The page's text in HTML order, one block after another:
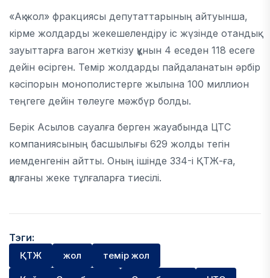
«Ақ жол» фракциясы депутаттарының айтуынша,
кірме жолдарды жекешелендіру іс жүзінде отандық
зауыттарға вагон жеткізу құнын 4 еседен 118 есеге
дейін өсірген. Темір жолдарды пайдаланатын әрбір
кәсіпорын монополистерге жылына 100 миллион
теңгеге дейін төлеуге мәжбүр болды.
Берік Асылов сауалға берген жауабында ЦТС
компаниясының басшылығы 629 жолды тегін
иемденгенін айтты. Оның ішінде 334-і ҚТЖ-ға,
қалғаны жеке тұлғаларға тиесілі.
Тэги:
ҚТЖ жол темір жол